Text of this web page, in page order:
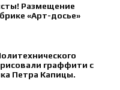
Размещение
«Арт-досье»
граффити с
Петра Капицы.